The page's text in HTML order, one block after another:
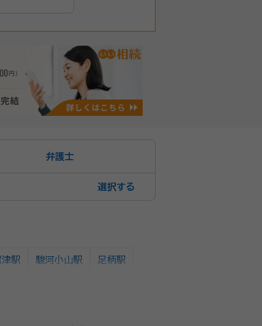
弁護士
選択
津駅 駿河小山駅 足柄駅